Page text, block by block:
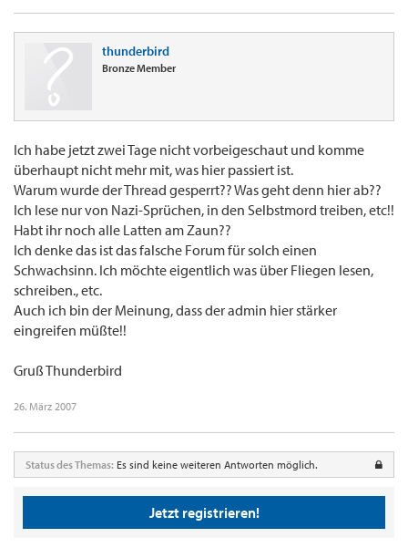
thunderbird
Bronze Member
Ich habe jetzt zwei Tage nicht vorbeigeschaut und komme
überhaupt nicht mehr mit, was hier passiert ist.
Warum wurde der Thread gesperrt?? Was geht denn hier ab??
Ich lese nur von Nazi-Sprüchen, in den Selbstmord treiben, etc!!
Habt ihr noch alle Latten am Zaun??
Ich denke das ist das falsche Forum für solch einen
Schwachsinn. Ich möchte eigentlich was über Fliegen lesen,
schreiben., etc.
Auch ich bin der Meinung, dass der admin hier stärker
eingreifen müßte!!
Gruß Thunderbird
26. März 2007
Status des Themas: Es sind keine weiteren Antworten möglich.
Jetzt registrieren!